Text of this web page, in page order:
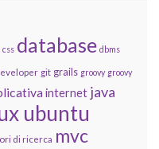
css database dbms
git grails groovy groovy
internet java
ubuntu
di ricerca mvc